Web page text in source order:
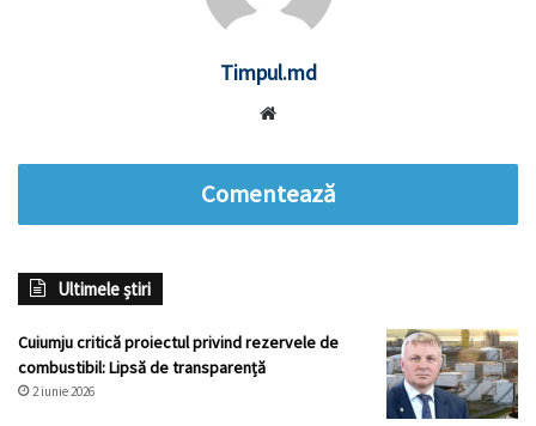
Timpul.md
Comentează
Ultimele știri
Cuiumju critică proiectul privind rezervele de
combustibil: Lipsă de transparență
2 iunie 2026